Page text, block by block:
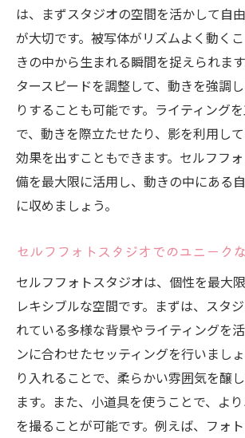
は、まずスタジオの空間を活かして自
が大切です。被写体がリズムよく動く
きの中から生まれる瞬間を捉えられま
タースピードを調整して、動きを強調
りすることも可能です。ライティング
で、動きを際立たせたり、影を利用し
効果を出すこともできます。セルフフ
備を最大限に活用し、動きの中にある
に収めましょう。
セルフフォトスタジオでのユニーク
セルフフォトスタジオは、個性を最大
レキシブルな空間です。まずは、スタ
れている多様な背景やライティングを
ンに合わせたセッティングを行いまし
り入れることで、柔らかい雰囲気を醸
ます。また、小道具を使うことで、よ
を撮ることが可能です。例えば、フォ